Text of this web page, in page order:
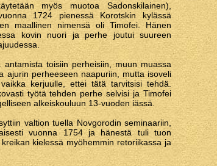
myös muotoa Sadonskilainen),
1724 pienessä Korotskin kylässä
maallinen nimensä oli Timofei. Hänen
kovin nuori ja perhe joutui suureen
toisiin perheisiin, muun muassa
ajurin perheeseen naapuriin, mutta isoveli
kerjuulle, ettei tätä tarvitsisi tehdä.
työtä tehden perhe selvisi ja Timofei
alkeiskouluun 13-vuoden iässä.
valtion tuella Novgorodin seminaariin,
vuonna 1754 ja hänestä tuli tuon
kielessä myöhemmin retoriikassa ja